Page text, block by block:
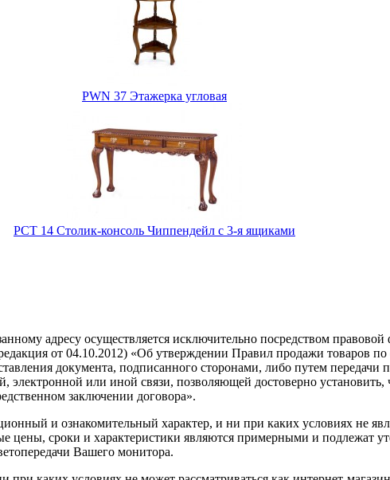
PWN 37 Этажерка угловая
PCT 14 Столик-консоль Чиппендейл с 3-я ящиками
адресу осуществляется исключительно посредством
от 04.10.2012) «Об утверждении Правил продажи товаров
документа, подписанного сторонами, либо путем
электронной или иной связи, позволяющей достоверно
заключении договора».
и ознакомительный характер, и ни при каких условиях не
цены, сроки и характеристики являются примерными и подлежат
Вашего монитора.